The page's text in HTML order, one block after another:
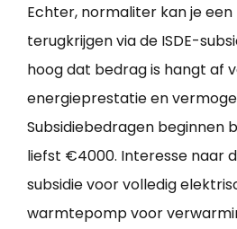
Echter, normaliter kan je
terugkrijgen via de ISDE-
hoog dat bedrag is hangt af
energieprestatie en
Subsidiebedragen beginnen
liefst €4000. Interesse naar
subsidie voor volledig
warmtepomp voor